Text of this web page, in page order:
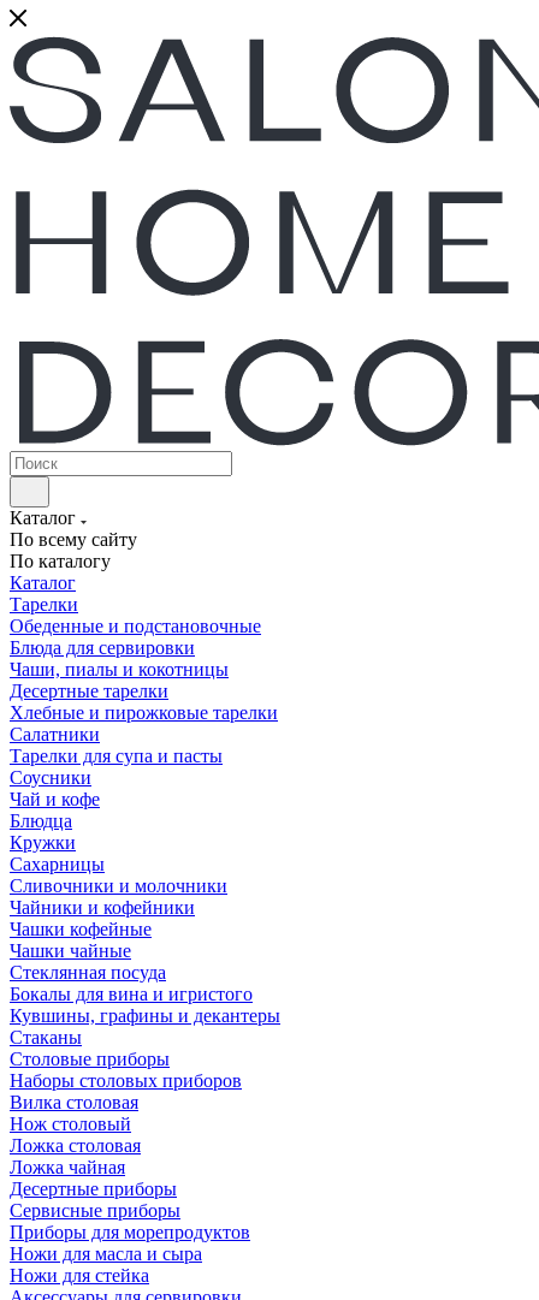
Каталог
По всему сайту
По каталогу
Каталог
Тарелки
Обеденные и подстановочные
Блюда для сервировки
Чаши, пиалы и кокотницы
Десертные тарелки
Хлебные и пирожковые тарелки
Салатники
Тарелки для супа и пасты
Соусники
Чай и кофе
Блюдца
Кружки
Сахарницы
Сливочники и молочники
Чайники и кофейники
Чашки кофейные
Чашки чайные
Стеклянная посуда
Бокалы для вина и игристого
Кувшины, графины и декантеры
Стаканы
Столовые приборы
Наборы столовых приборов
Вилка столовая
Нож столовый
Ложка столовая
Ложка чайная
Десертные приборы
Сервисные приборы
Приборы для морепродуктов
Ножи для масла и сыра
Ножи для стейка